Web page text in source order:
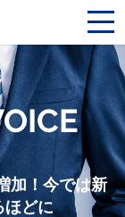
加！今では新
ほどに